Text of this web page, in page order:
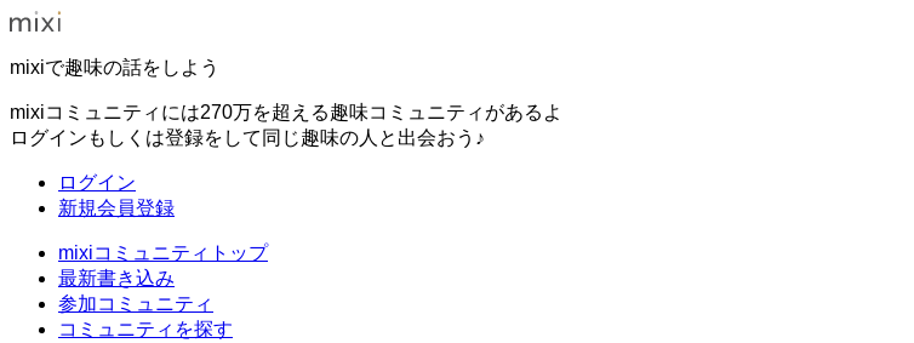
mixiで趣味の話をしよう
mixiコミュニティには270万を超える趣味コミュニティがあるよ
ログインもしくは登録をして同じ趣味の人と出会おう♪
ログイン
新規会員登録
mixiコミュニティトップ
最新書き込み
参加コミュニティ
コミュニティを探す